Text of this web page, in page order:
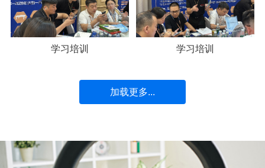
学习培训 学习培训
加载更多...